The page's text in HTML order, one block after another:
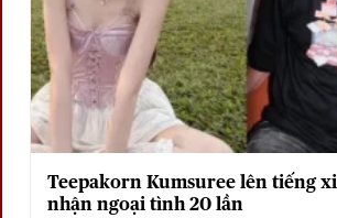
Teepakorn Kumsuree lên tiếng
nhận ngoại tình 20 lần